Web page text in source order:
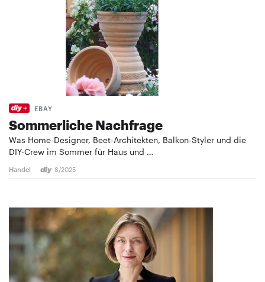
EBAY
Sommerliche Nachfrage
Was Home-Designer, Beet-Architekten, Balkon-Styler und die
DIY-Crew im Sommer für Haus und …
Handel 8/2025